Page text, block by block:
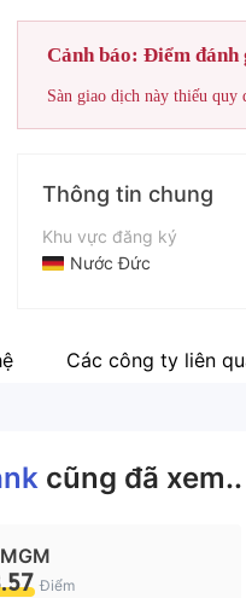
Cảnh báo: Điểm
Sàn giao dịch này thiếu
Thông tin chung
Khu vực đăng ký
Nước Đức
Tên công ty
Các công ty liên
cũng đã xem..
Điểm